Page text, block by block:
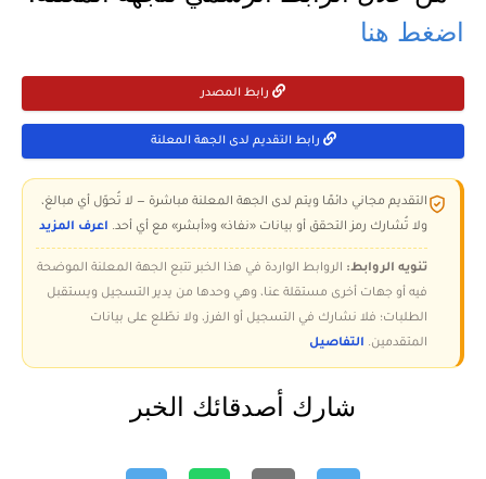
اضغط هنا
رابط المصدر
رابط التقديم لدى الجهة المعلنة
التقديم مجاني دائمًا ويتم لدى الجهة المعلنة مباشرة — لا تُحوّل أي مبالغ،
ولا تُشارك رمز التحقق أو بيانات «نفاذ» و«أبشر» مع أي أحد. اعرف المزيد
تنويه الروابط: الروابط الواردة في هذا الخبر تتبع الجهة المعلنة الموضحة
فيه أو جهات أخرى مستقلة عنا، وهي وحدها من يدير التسجيل ويستقبل
الطلبات؛ فلا نشارك في التسجيل أو الفرز، ولا نطّلع على بيانات
المتقدمين. التفاصيل
شارك أصدقائك الخبر